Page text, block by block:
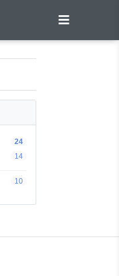
24
14
10